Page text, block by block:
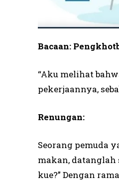
Bacaan:
“Aku melihat
pekerjaannya,
Renungan:
Seorang pemuda
makan, datanglah
kue?” Dengan